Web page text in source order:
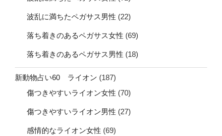
波乱に満ちたペガサス男性 (22)
落ち着きのあるペガサス女性 (69)
落ち着きのあるペガサス男性 (18)
新動物占い60 ライオン (187)
傷つきやすいライオン女性 (70)
傷つきやすいライオン男性 (27)
感情的なライオン女性 (69)